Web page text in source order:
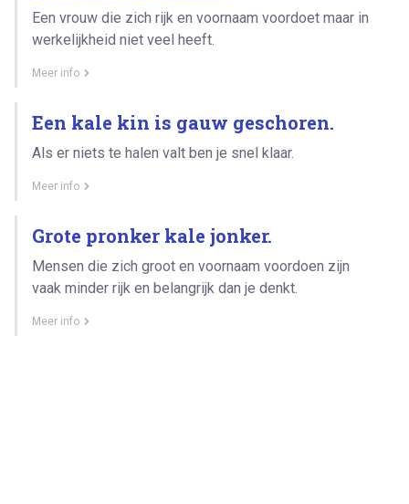
Een vrouw die zich rijk en voornaam voordoet maar in
werkelijkheid niet veel heeft.
Meer info
Een kale kin is gauw geschoren.
Als er niets te halen valt ben je snel klaar.
Meer info
Grote pronker kale jonker.
Mensen die zich groot en voornaam voordoen zijn
vaak minder rijk en belangrijk dan je denkt.
Meer info